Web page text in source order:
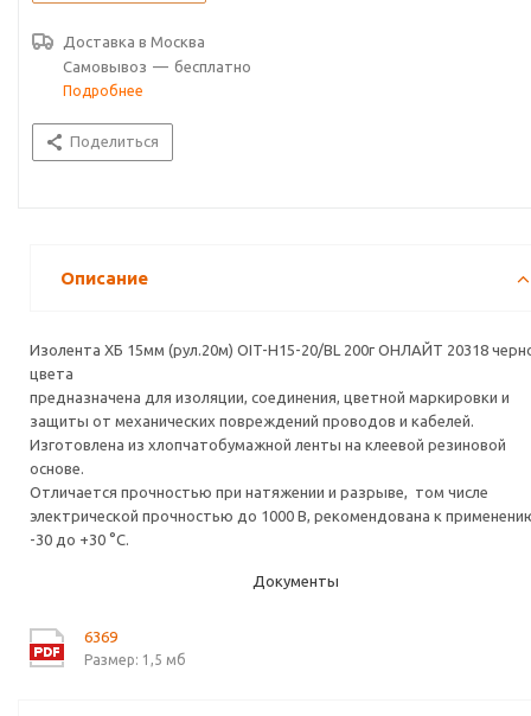
Доставка в Москва
Самовывоз — бесплатно
Подробнее
Поделиться
Описание
Изолента ХБ 15мм (рул.20м) OIT-H15-20/BL 200г ОНЛАЙТ 20318
цвета
предназначена для изоляции, соединения, цветной маркировки и
защиты от механических повреждений проводов и кабелей.
Изготовлена из хлопчатобумажной ленты на клеевой резиновой
основе.
Отличается прочностью при натяжении и разрыве, том числе
электрической прочностью до 1000 В, рекомендована к
-30 до +30 °С.
Документы
6369
Размер: 1,5 мб